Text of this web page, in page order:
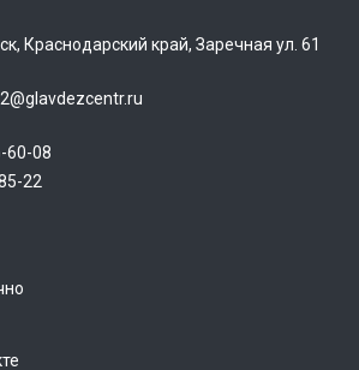
Краснодарский край, Заречная ул. 61
60-08
22